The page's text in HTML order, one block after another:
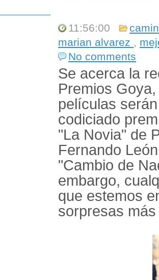
11:56:00
marian alvarez ,
No comments
Se acerca la
Premios
películas
codiciado
"La Novia" de
Fernando
"Cambio de
embargo,
que estemos
sorpresas